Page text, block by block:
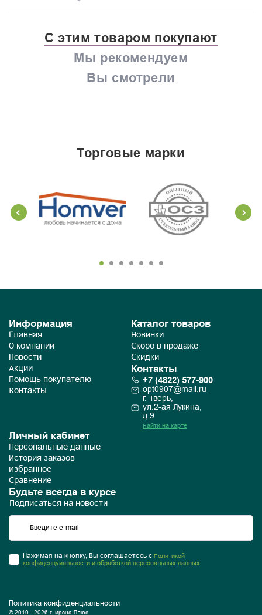
С этим товаром покупают
Мы рекомендуем
Вы смотрели
торговые марки
Информация
Главная
О компании
Новости
Акции
Помощь покупателю
Контакты
Каталог товаров
Новинки
Скоро в продаже
Скидки
Контакты
+7 (4822) 577-900
opt0907@mail.ru
г. Тверь,
ул.2-ая Лукина,
д.9
Найти на карте
Личный кабинет
Персональные данные
История заказов
Избранное
Сравнение
Будьте всегда в курсе
Подписаться на новости
Нажимая на кнопку, Вы соглашаетесь с Политикой
конфиденцуиальности и обработкой персональных данных
Политика конфиденциальности
© 2010 - 2026 г. Ирэна Плюс